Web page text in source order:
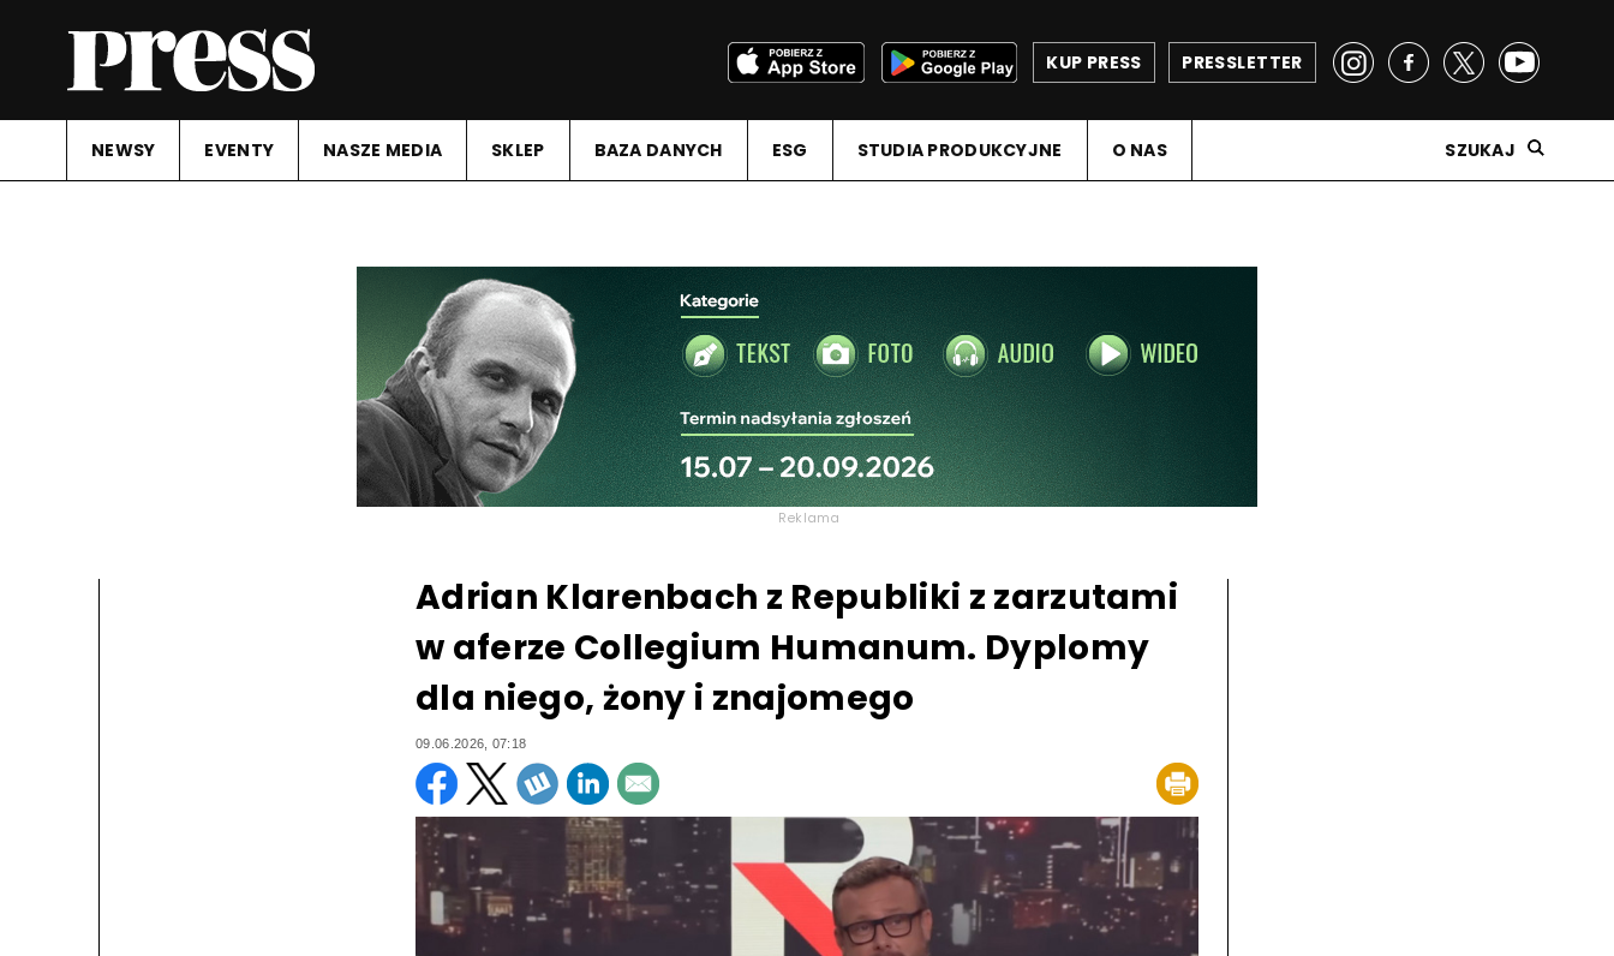
PRESSLETTER
KUP PRESS
NEWSY EVENTY NASZE MEDIA SKLEP BAZA DANYCH ESG STUDIA PRODUKCYJNE O NAS SZUKAJ
Reklama
Adrian Klarenbach z Republiki z zarzutami
w aferze Collegium Humanum. Dyplomy
dla niego, żony i znajomego
09.06.2026, 07:18